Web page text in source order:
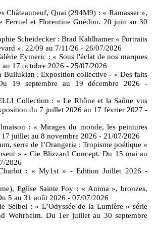
Châteauneuf, Quai (294M9) : « Ramasser »,
Ferruel et Florentine Guédon. 20 juin au 30
Scheidecker : Brad Kahlhamer « Portraits
». 22/09 au 7/11/26 - 26/07/2026
Eymeric : « Sous l'éclat de nos marques
17 octobre 2026 - 25/07/2026
Bullukian : Exposition collective - « Des faits
19 septembre au 19 décembre 2026
-
Collection : « Le Rhône et la Saône vus
du 7 juillet 2026 au 17 février 2027 -
: « Mirages du monde, les peintures
17 juillet au 8 novembre 2026 - 21/07/2026
serre de l’Orangerie : Tropisme poétique «
» - Cie Blizzard Concept. Du 15 mai au
2026
: « My1st » - Edition Juillet 2026 -
Eglise Sainte Foy : « Anima », bronzes,
5 au 31 août 2026 - 07/07/2026
Seibel : « L’Odyssée de la Lumière » série
Wehrheim. Du 1er juillet au 30 septembre